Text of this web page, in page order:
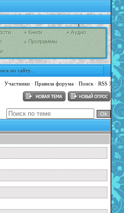
· Участники · Правила форума · Поиск · RSS ]